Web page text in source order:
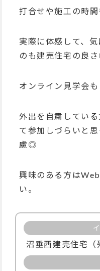
打合せや施工の時
実際に体感して、
のも建売住宅の良
オンライン見学会
外出を自粛してい
て参加しづらいと
慮◎
興味のある方は
い。
沼垂西建売住宅（